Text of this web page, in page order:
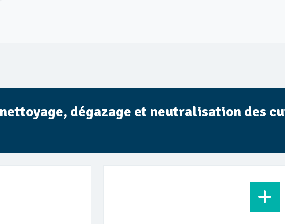
dégazage et neutralisation des